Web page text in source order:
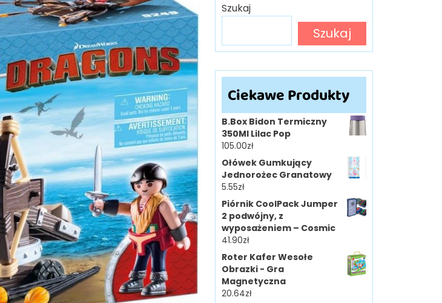
Szukaj
Szukaj
Ciekawe Produkty
B.Box Bidon Termiczny
350Ml Lilac Pop
105.00zł
Ołówek Gumkujący
Jednorożec Granatowy
5.55zł
Piórnik CoolPack Jumper
2 podwójny, z
wyposażeniem – Cosmic
41.90zł
Roter Kafer Wesołe
Obrazki - Gra
Magnetyczna
20.64zł